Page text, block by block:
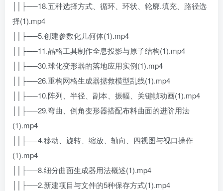
││├──18.五种选择方式、循环、环状、轮廓.填充、路径选
择(1).mp4
││├──5.创建参数化几何体(1).mp4
││├──11.晶格工具制作全息投影与原子结构(1).mp4
││├──30.球化变形器的落地应用实例(1).mp4
││├──26.重构网格生成器拯救模型乱线(1).mp4
││├──10.阵列、半径、副本、振幅、关键帧动画(1).mp4
││├──29.弯曲、倒角变形器搭配布料曲面的进阶用法
(1).mp4
││├──4.移动、旋转、缩放、轴向、四视图与视口操作
(1).mp4
││├──8.细分曲面生成器用法概述(1).mp4
││├──2.新建项目与文件的5种保存方式(1).mp4